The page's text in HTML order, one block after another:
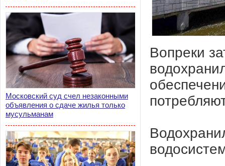
Московский суд счел незаконными
объявления о сдаче жилья только
мусульманам
Вопреки